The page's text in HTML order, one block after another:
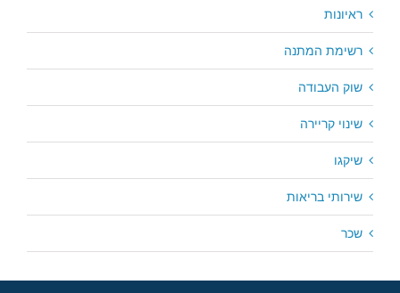
ראיונות
רשימת המתנה
שוק העבודה
שינוי קריירה
שיקגו
שירותי בריאות
שכר